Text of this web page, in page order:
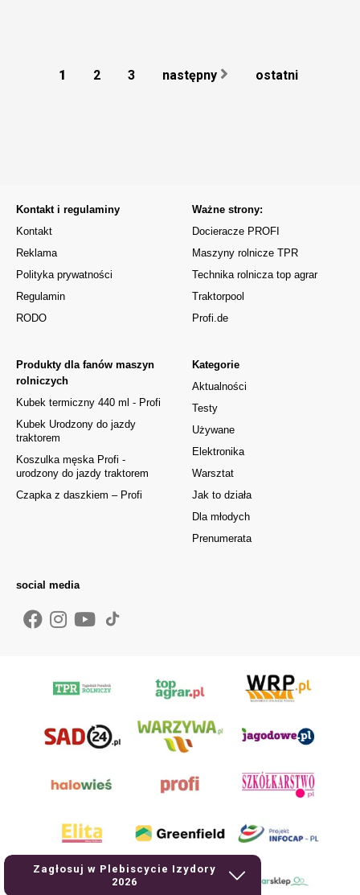
1 2 3 następny ostatni
Zagłosuj w Plebiscycie Izydory
2026
Kontakt i regulaminy
Kontakt
Reklama
Polityka prywatności
Regulamin
RODO
Kategorie
Aktualności
Testy
Używane
Elektronika
Warsztat
Jak to działa
Dla młodych
Prenumerata
Produkty dla fanów maszyn
rolniczych
Kubek termiczny 440 ml - Profi
Kubek Urodzony do jazdy
traktorem
Koszulka męska Profi -
urodzony do jazdy traktorem
Czapka z daszkiem – Profi
Ważne strony:
Docieracze PROFI
Maszyny rolnicze TPR
Technika rolnicza top agrar
Traktorpool
Profi.de
social media